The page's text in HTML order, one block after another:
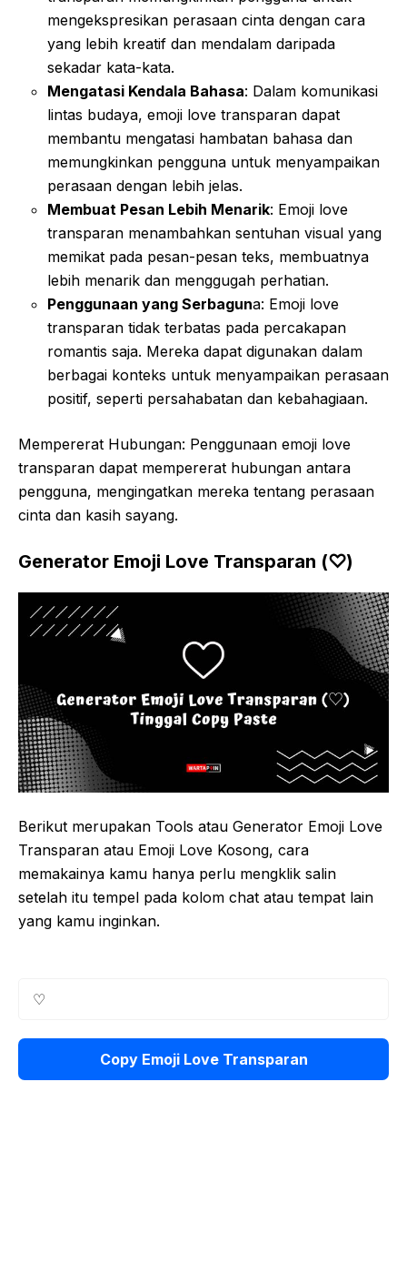
mengekspresikan perasaan cinta dengan cara
yang lebih kreatif dan mendalam daripada
sekadar kata-kata.
Mengatasi Kendala Bahasa: Dalam komunikasi
lintas budaya, emoji love transparan dapat
membantu mengatasi hambatan bahasa dan
memungkinkan pengguna untuk menyampaikan
perasaan dengan lebih jelas.
Membuat Pesan Lebih Menarik: Emoji love
transparan menambahkan sentuhan visual yang
memikat pada pesan-pesan teks, membuatnya
lebih menarik dan menggugah perhatian.
Penggunaan yang Serbaguna: Emoji love
transparan tidak terbatas pada percakapan
romantis saja. Mereka dapat digunakan dalam
berbagai konteks untuk menyampaikan perasaan
positif, seperti persahabatan dan kebahagiaan.
Mempererat Hubungan: Penggunaan emoji love
transparan dapat mempererat hubungan antara
pengguna, mengingatkan mereka tentang perasaan
cinta dan kasih sayang.
Generator Emoji Love Transparan (♡)
Berikut merupakan Tools atau Generator Emoji Love
Transparan atau Emoji Love Kosong, cara
memakainya kamu hanya perlu mengklik salin
setelah itu tempel pada kolom chat atau tempat lain
yang kamu inginkan.
Copy Emoji Love Transparan